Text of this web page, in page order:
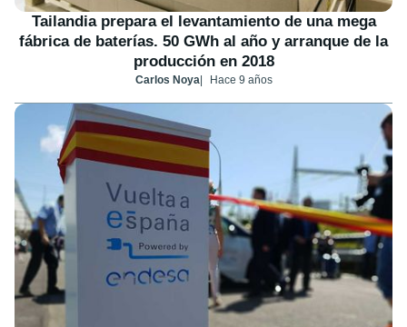
Tailandia prepara el levantamiento de una mega
fábrica de baterías. 50 GWh al año y arranque de la
producción en 2018
Carlos Noya Hace 9 años